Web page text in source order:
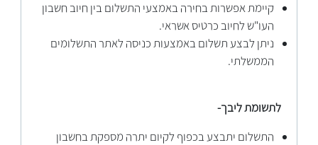
קיימת אפשרות בחירה באמצעי התשלום בין חיוב חשבון
העו"ש לחיוב כרטיס אשראי.
ניתן לבצע תשלום באמצעות כניסה לאתר התשלומים
הממשלתי.
לתשומת ליבך-
התשלום יתבצע בכפוף לקיום יתרה מספקת בחשבון